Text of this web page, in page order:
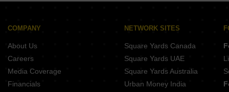
6 BHK Builder Floor for Sale in Sector 16 Panchkula
COMPANY
About Us
Careers
Media Coverage
Financials
NETWORK SITES
Square Yards Canada
Square Yards UAE
Square Yards Australia
Urban Money India